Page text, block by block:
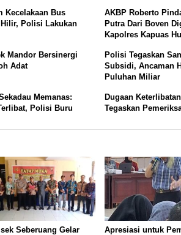
Kecelakaan Bus
Polisi Lakukan
AKBP Roberto
Putra Dari Boven
Kapolres Kapuas
Mandor Bersinergi
Adat
Polisi Tegaskan
Subsidi, Ancaman
Puluhan Miliar
Memanas:
Polisi Buru
Dugaan
Tegaskan
Seberuang Gelar
Apresiasi untuk